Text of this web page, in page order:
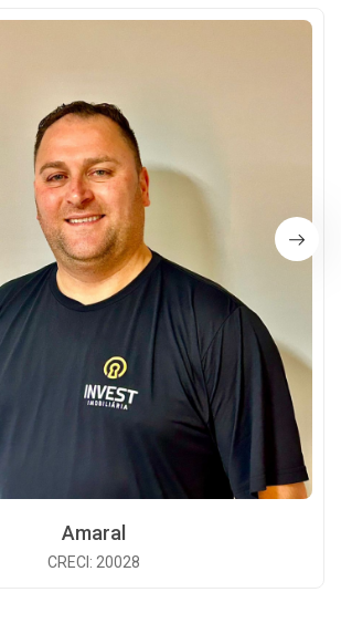
Amaral
CRECI: 20028